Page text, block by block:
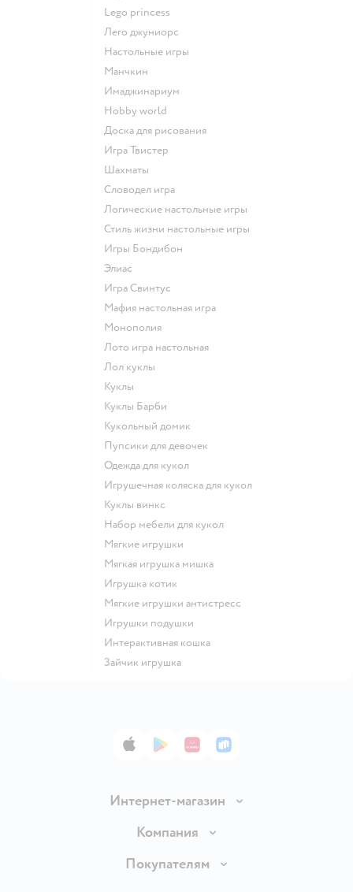
Lego princess
Лего джуниорс
Настольные игры
Манчкин
Имаджинариум
Hobby world
Доска для рисования
Игра Твистер
Шахматы
Словодел игра
Логические настольные игры
Стиль жизни настольные игры
Игры Бондибон
Элиас
Игра Свинтус
Мафия настольная игра
Монополия
Лото игра настольная
Лол куклы
Куклы
Куклы Барби
Кукольный домик
Пупсики для девочек
Одежда для кукол
Игрушечная коляска для кукол
Куклы винкс
Набор мебели для кукол
Мягкие игрушки
Мягкая игрушка мишка
Игрушка котик
Мягкие игрушки антистресс
Игрушки подушки
Интерактивная кошка
Зайчик игрушка
App StoreGoogle Play
AppGallery
RuStore
Интернет-магазин
Доставка и оплата
Правила продажи
Компания
Вакансии
Покупателям